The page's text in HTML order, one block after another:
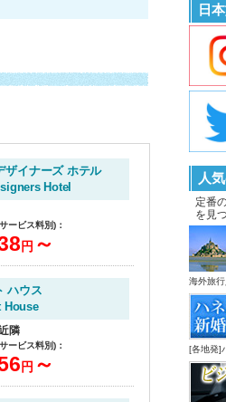
ザイナーズ ホテル
Hotel
ービス料別)：
円 ～
ハウス
House
隣
ービス料別)：
円 ～
日
人
定番
を見
海外旅
[各地発]